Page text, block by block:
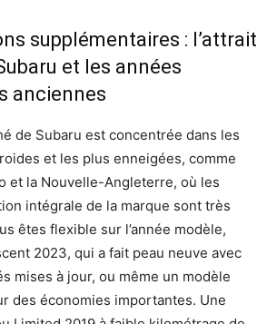
supplémentaires : l’attrait
et les années
anciennes
de Subaru est concentrée dans les
et les plus enneigées, comme
et la Nouvelle-Angleterre, où les
intégrale de la marque sont très
êtes flexible sur l’année modèle,
2023, qui a fait peau neuve avec
mises à jour, ou même un modèle
des économies importantes. Une